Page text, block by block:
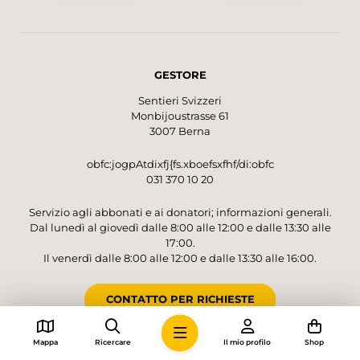
plötzlich der Autobahneinfahrt von St-Ursanne
gegenüber. Ein kurzer, lauter Abschnitt, bevor
die Wanderung mit dem imposanten
Eisenbahnviadukt Combe Maran, der
weiter flussabwärts gelegenen Altstädtchen
nochmals einige Höhepunkte liefert.
GESTORE
Sentieri Svizzeri
Monbijoustrasse 61
3007 Berna
obfc:jogpAtdixfj{fs.xboefsxfhf/di:obfc
031 370 10 20
Servizio agli abbonati e ai donatori; informazioni generali.
Dal lunedì al giovedì dalle 8:00 alle 12:00 e dalle 13:30 alle
17:00.
Il venerdì dalle 8:00 alle 12:00 e dalle 13:30 alle 16:00.
CONTATTO PER RICHIESTE
Mappa Ricercare Il mio profilo Shop